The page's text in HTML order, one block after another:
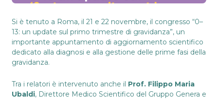
Si è tenuto a Roma, il 21 e 22 novembre, il congresso “0–
13: un update sul primo trimestre di gravidanza”, un
importante appuntamento di aggiornamento scientifico
dedicato alla diagnosi e alla gestione delle prime fasi della
gravidanza.
Tra i relatori è intervenuto anche il Prof. Filippo Maria
Ubaldi, Direttore Medico Scientifico del Gruppo Genera e